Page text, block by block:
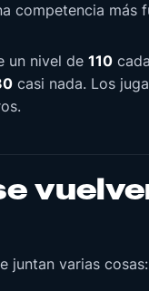
competencia más
un nivel de 110
casi nada. Los
juntan varias cosas: